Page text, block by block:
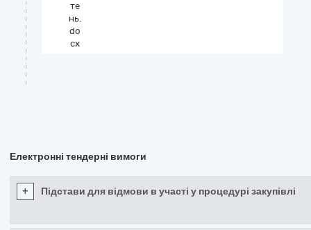
те
нь.
do
cx
Електронні тендерні вимоги
+ Підстави для відмови в участі у процедурі закупівлі